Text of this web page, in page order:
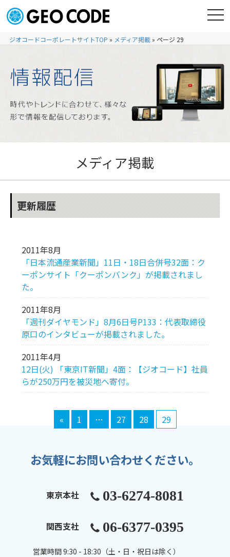
ジオコードコーポレートサイトTOP » メディア掲載» ページ 29
メディア掲載
更新履歴
2011年8月
「日本流通産業新聞」11日・18日合併号32面：ク
ーポンサイト「クーポンバンク」が掲載されまし
た。
2011年8月
「週刊ダイヤモンド」8月6日号P133：代表取締役
原口のインタビューが掲載されました。
2011年4月
12日(火) 「東京IT新聞」4面：【ジオコード】社員
らが250万円を被災地へ寄付。
« 1 … 27 28 29
お気軽にお問い合わせください。
東京本社 03-6274-8081
関西支社 06-6377-0395
営業時間 9:30 - 18:30（土・日・祝日は除く）